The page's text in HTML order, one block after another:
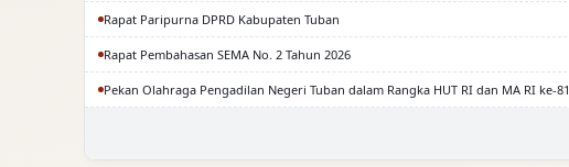
Rapat Paripurna DPRD Kabupaten Tuban
Rapat Pembahasan SEMA No. 2 Tahun 2026
Pekan Olahraga Pengadilan Negeri Tuban dalam Rangka HUT RI dan MA RI ke-81